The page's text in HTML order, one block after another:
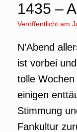
1435 –
Veröffentlicht am
N’Abend
ist vorbei
tolle
einigen
Stimmung
Fankultur